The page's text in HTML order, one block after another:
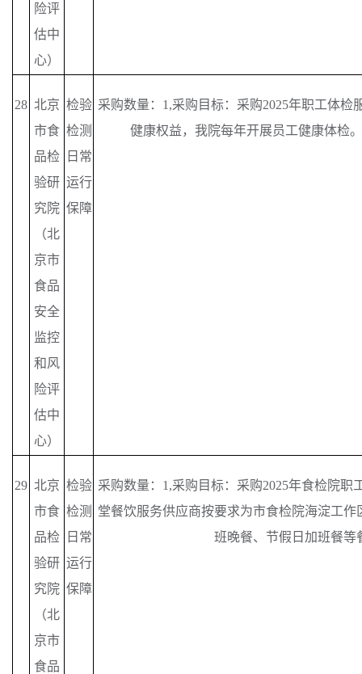
险评
估中
心）
28 北京
市食
品检
验研
究院
（北
京市
食品
安全
监控
和风
险评
估中
心）
检验
检测
日常
运行
保障
采购数量： 1,采购目标：采购2025年职工体检
健康权益，我院每年开展员工健康体检
29 北京
市食
品检
验研
究院
（北
京市
食品
检验
检测
日常
运行
保障
采购数量： 1,采购目标：采购2025年食检院职
堂餐饮服务供应商按要求为市食检院海淀工
班晚餐、节假日加班餐等